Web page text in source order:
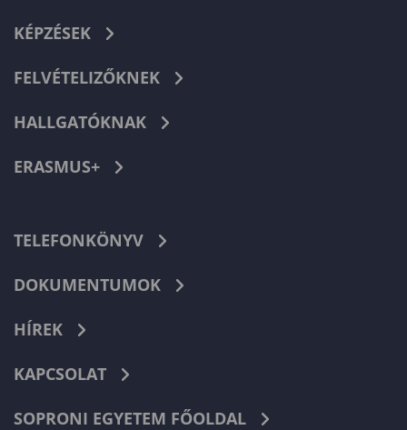
KÉPZÉSEK
FELVÉTELIZŐKNEK
HALLGATÓKNAK
ERASMUS+
TELEFONKÖNYV
DOKUMENTUMOK
HÍREK
KAPCSOLAT
SOPRONI EGYETEM FŐOLDAL